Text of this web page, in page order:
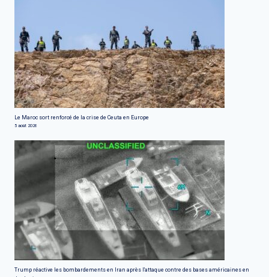
Le Maroc sort renforcé de la crise de Ceuta en Europe
5 août 2026
Trump réactive les bombardements en Iran après l'attaque contre des bases américaines en